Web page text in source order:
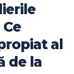
al
de la